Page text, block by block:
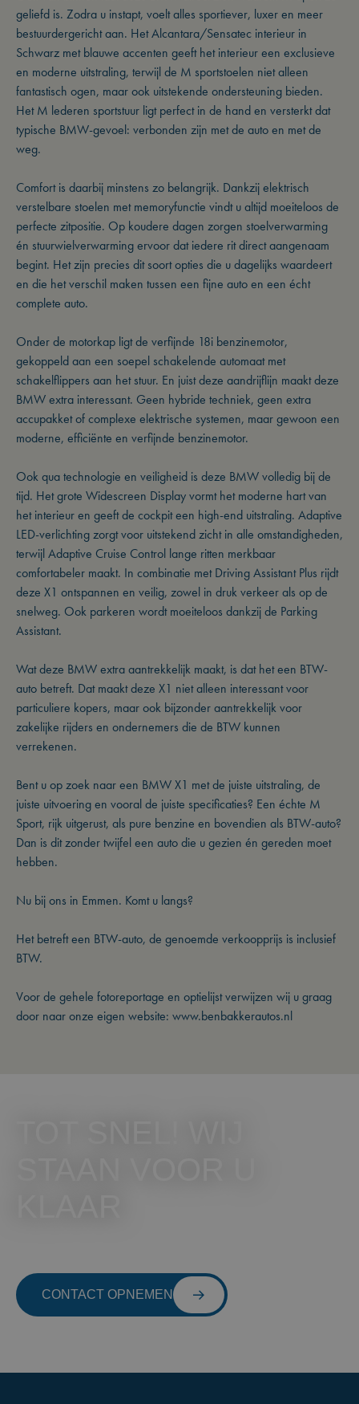
geliefd is. Zodra u instapt, voelt alles sportiever, luxer en meer
bestuurdergericht aan. Het Alcantara/Sensatec interieur in
Schwarz met blauwe accenten geeft het interieur een exclusieve
en moderne uitstraling, terwijl de M sportstoelen niet alleen
fantastisch ogen, maar ook uitstekende ondersteuning bieden.
Het M lederen sportstuur ligt perfect in de hand en versterkt dat
typische BMW-gevoel: verbonden zijn met de auto en met de
weg.
Comfort is daarbij minstens zo belangrijk. Dankzij elektrisch
verstelbare stoelen met memoryfunctie vindt u altijd moeiteloos de
perfecte zitpositie. Op koudere dagen zorgen stoelverwarming
én stuurwielverwarming ervoor dat iedere rit direct aangenaam
begint. Het zijn precies dit soort opties die u dagelijks waardeert
en die het verschil maken tussen een fijne auto en een écht
complete auto.
Onder de motorkap ligt de verfijnde 18i benzinemotor,
gekoppeld aan een soepel schakelende automaat met
schakelflippers aan het stuur. En juist deze aandrijflijn maakt deze
BMW extra interessant. Geen hybride techniek, geen extra
accupakket of complexe elektrische systemen, maar gewoon een
moderne, efficiënte en verfijnde benzinemotor.
Ook qua technologie en veiligheid is deze BMW volledig bij de
tijd. Het grote Widescreen Display vormt het moderne hart van
het interieur en geeft de cockpit een high-end uitstraling. Adaptive
LED-verlichting zorgt voor uitstekend zicht in alle omstandigheden,
terwijl Adaptive Cruise Control lange ritten merkbaar
comfortabeler maakt. In combinatie met Driving Assistant Plus rijdt
deze X1 ontspannen en veilig, zowel in druk verkeer als op de
snelweg. Ook parkeren wordt moeiteloos dankzij de Parking
Assistant.
Wat deze BMW extra aantrekkelijk maakt, is dat het een BTW-
auto betreft. Dat maakt deze X1 niet alleen interessant voor
particuliere kopers, maar ook bijzonder aantrekkelijk voor
zakelijke rijders en ondernemers die de BTW kunnen
verrekenen.
Bent u op zoek naar een BMW X1 met de juiste uitstraling, de
juiste uitvoering en vooral de juiste specificaties? Een échte M
Sport, rijk uitgerust, als pure benzine en bovendien als BTW-auto?
Dan is dit zonder twijfel een auto die u gezien én gereden moet
hebben.
Nu bij ons in Emmen. Komt u langs?
Het betreft een BTW-auto, de genoemde verkoopprijs is inclusief
BTW.
Voor de gehele fotoreportage en optielijst verwijzen wij u graag
door naar onze eigen website: www.benbakkerautos.nl
CONTACT OPNEMEN